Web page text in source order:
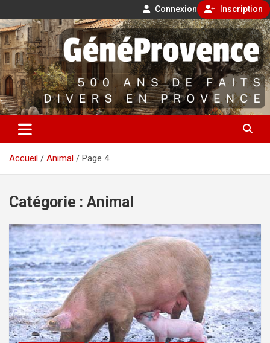
Connexion Inscription
Aller
au
contenu
GénéProvence
500 ans de faits divers en Provence
Accueil Animal Page 4
Catégorie : Animal